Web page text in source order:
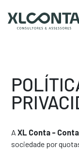
AXL Conta -
sociedade por